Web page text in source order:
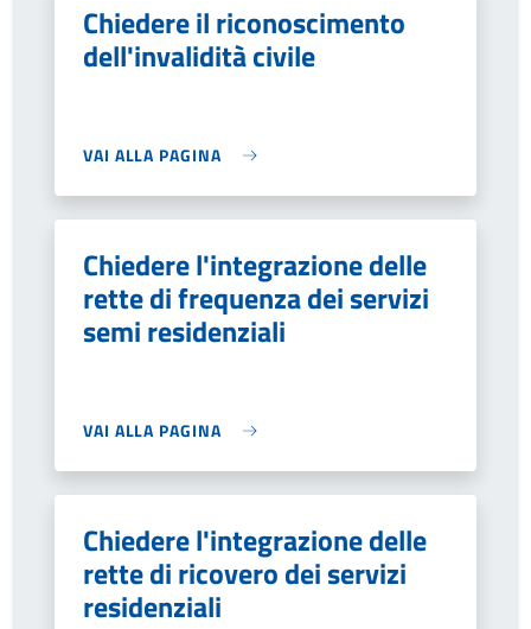
Chiedere il riconoscimento
dell'invalidità civile
VAI ALLA PAGINA
Chiedere l'integrazione delle
rette di frequenza dei servizi
semi residenziali
VAI ALLA PAGINA
Chiedere l'integrazione delle
rette di ricovero dei servizi
residenziali